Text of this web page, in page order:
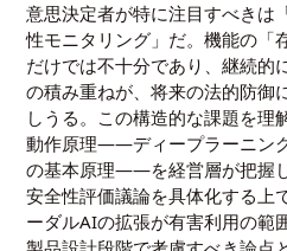
意思決定者が特に注目すべきは
性モニタリング」だ。機能の「
だけでは不十分であり、継続的
の積み重ねが、将来の法的防御
しうる。この構造的な課題を理
動作原理——ディープラーニン
の基本原理——を経営層が把握
安全性評価議論を具体化する上
ーダルAIの拡張が有害利用の範